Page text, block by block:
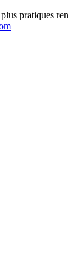
pratiques